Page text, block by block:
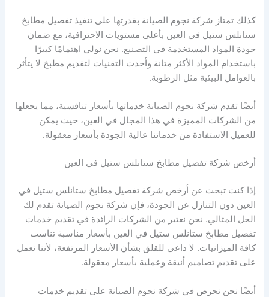
كذلك تمتاز شركة نجوم الصيانة بقدرتها على تنفيذ تفصيل مطابخ
ستانلس ستيل في العين بأعلى مستويات الاحترافية، مع ضمان
جودة المواد المستخدمة في التصنيع. نحن نولي اهتمامًا كبيرًا
باستخدام المواد الأكثر متانة وأحدث التقنيات لتقديم مطبخ لا يتأثر
بالعوامل البيئية مثل الرطوبة.
أيضًا تقدم شركة نجوم الصيانة خدماتها بأسعار تنافسية، مما يجعلها
من الشركات المميزة في هذا المجال في العين، حيث يمكن
للعميل الاستفادة من خدماتنا عالية الجودة بأسعار معقولة.
أرخص شركة تفصيل مطابخ ستانلس ستيل في العين
إذا كنت تبحث عن أرخص شركة تفصيل مطابخ ستانلس ستيل في
العين دون التنازل عن الجودة، فإن شركة نجوم الصيانة تقدم لك
الحل المثالي. نحن نعتبر من الشركات الرائدة في تقديم خدمات
تفصيل مطابخ ستانلس ستيل في العين بأسعار مناسبة تناسب
كافة الميزانيات. لا داعي للقلق بشأن الأسعار المرتفعة، لأننا نعمل
على تقديم تصاميم أنيقة وعملية بأسعار معقولة.
أيضًا نحن نحرص في شركة نجوم الصيانة على تقديم خدمات